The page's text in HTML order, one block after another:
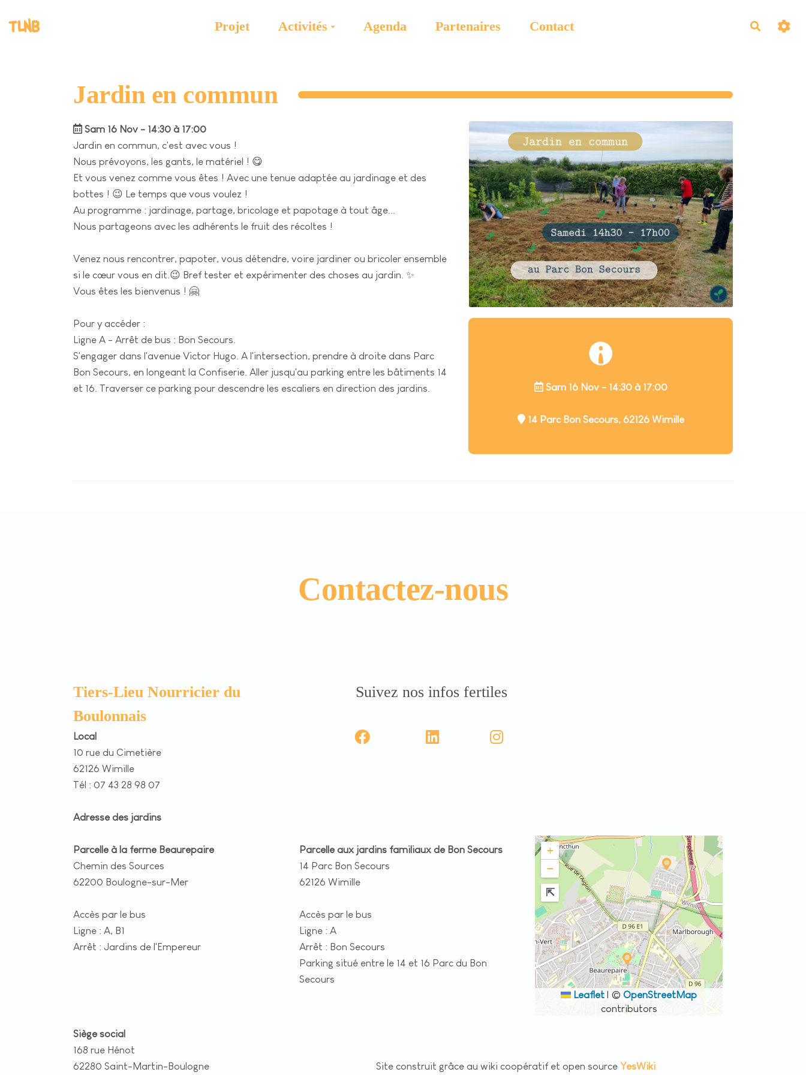
TLNB Projet Activités Agenda Partenaires Contact
Jardin en commun
Sam 16 Nov - 14:30 à 17:00
Jardin en commun, c'est avec vous !
Nous prévoyons, les gants, le matériel ! 😋
Et vous venez comme vous êtes ! Avec une tenue adaptée au jardinage et des
bottes ! 😉 Le temps que vous voulez !
Au programme : jardinage, partage, bricolage et papotage à tout âge...
Nous partageons avec les adhérents le fruit des récoltes !
Venez nous rencontrer, papoter, vous détendre, voire jardiner ou bricoler ensemble
si le cœur vous en dit.😉 Bref tester et expérimenter des choses au jardin. ✨
Vous êtes les bienvenus ! 🤗
Pour y accéder :
Ligne A - Arrêt de bus : Bon Secours.
S'engager dans l'avenue Victor Hugo. A l'intersection, prendre à droite dans Parc
Bon Secours, en longeant la Confiserie. Aller jusqu'au parking entre les bâtiments 14
et 16. Traverser ce parking pour descendre les escaliers en direction des jardins.
Sam 16 Nov - 14:30 à 17:00
14 Parc Bon Secours, 62126 Wimille
Contactez-nous
Tiers-Lieu Nourricier du
Boulonnais
Local
10 rue du Cimetière
62126 Wimille
Tél : 07 43 28 98 07
Suivez nos infos fertiles
Adresse des jardins
Parcelle à la ferme Beaurepaire
Chemin des Sources
62200 Boulogne-sur-Mer
Accès par le bus
Ligne : A, B1
Arrêt : Jardins de l'Empereur
Parcelle aux jardins familiaux de Bon Secours
14 Parc Bon Secours
62126 Wimille
Accès par le bus
Ligne : A
Arrêt : Bon Secours
Parking situé entre le 14 et 16 Parc du Bon
Secours
+
−
Leaflet ©OpenStreetMap
contributors
Siège social
168 rue Hénot
62280 Saint-Martin-Boulogne
Site construit grâce au wiki coopératif et open source YesWiki